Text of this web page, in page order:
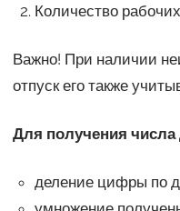
Количество
Важно! При наличии
отпуск его также
Для получения
деление цифры по